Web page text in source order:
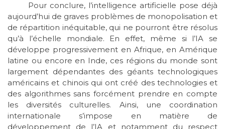
Pour conclure, l’intelligence artificielle pose déjà
aujourd’hui de graves problèmes de monopolisation et
de répartition inéquitable, qui ne pourront être résolus
qu’à l’échelle mondiale. En effet, même si l’IA se
développe progressivement en Afrique, en Amérique
latine ou encore en Inde, ces régions du monde sont
largement dépendantes des géants technologiques
américains et chinois qui ont créé des technologies et
des algorithmes sans forcément prendre en compte
les diversités culturelles. Ainsi, une coordination
internationale s’impose en matière de
développement de l’IA et notamment du respect